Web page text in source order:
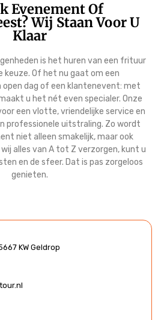
Evenement Of
Wij Staan Voor U
Klaar
is het huren van een frituur
keuze. Of het nu gaat om een
open dag of een klantenevent: met
u het nét even specialer. Onze
een vlotte, vriendelijke service en
professionele uitstraling. Zo wordt
niet alleen smakelijk, maar ook
alles van A tot Z verzorgen, kunt u
en de sfeer. Dat is pas zorgeloos
genieten.
KW Geldrop